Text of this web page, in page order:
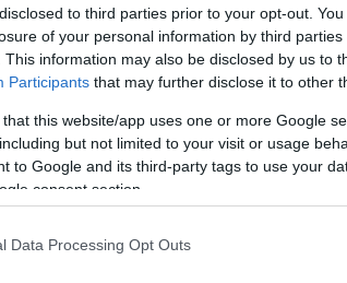
to third parties prior to your opt-out.
of your personal information by third parties
This information may also be disclosed by us to
Participants that may further disclose it to other
that this website/app uses one or more Google
but not limited to your visit or usage
to Google and its third-party tags to use your
consent section.
Data Processing Opt Outs